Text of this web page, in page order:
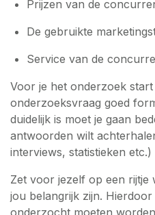
Prijzen van de
De gebruikte
Service van de
Voor je het onderzoek
onderzoeksvraag goed
duidelijk is moet je gaan
antwoorden wilt
interviews, statistieken etc.)
Zet voor jezelf op een
jou belangrijk zijn.